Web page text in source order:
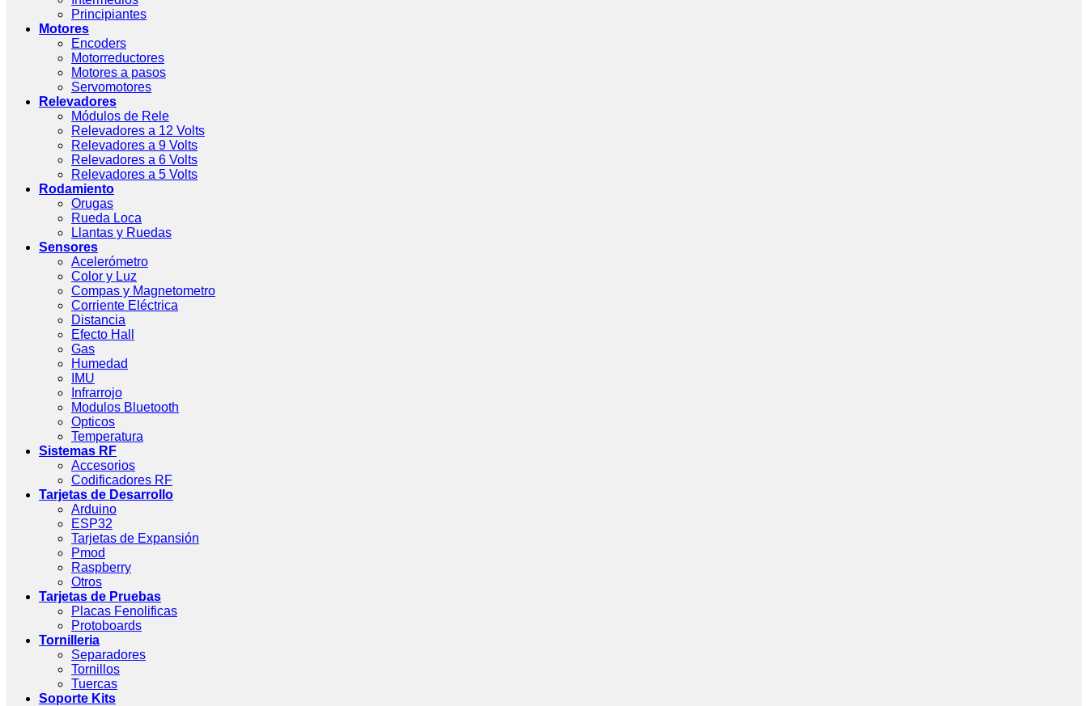
Principiantes
Motores
Encoders
Motorreductores
Motores a pasos
Servomotores
Relevadores
Módulos de Rele
Relevadores a 12 Volts
Relevadores a 9 Volts
Relevadores a 6 Volts
Relevadores a 5 Volts
Rodamiento
Orugas
Rueda Loca
Llantas y Ruedas
Sensores
Acelerómetro
Color y Luz
Compas y Magnetometro
Corriente Eléctrica
Distancia
Efecto Hall
Gas
Humedad
IMU
Infrarrojo
Modulos Bluetooth
Opticos
Temperatura
Sistemas RF
Accesorios
Codificadores RF
Tarjetas de Desarrollo
Arduino
ESP32
Tarjetas de Expansión
Pmod
Raspberry
Otros
Tarjetas de Pruebas
Placas Fenolificas
Protoboards
Tornilleria
Separadores
Tornillos
Tuercas
Soporte Kits